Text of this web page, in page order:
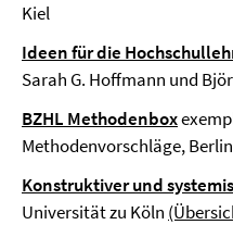
Kiel
Ideen für die
Sarah G. Hoffmann und
BZHL Methodenbox
Methodenvorschläge,
Konstruktiver und
Universität zu Köln